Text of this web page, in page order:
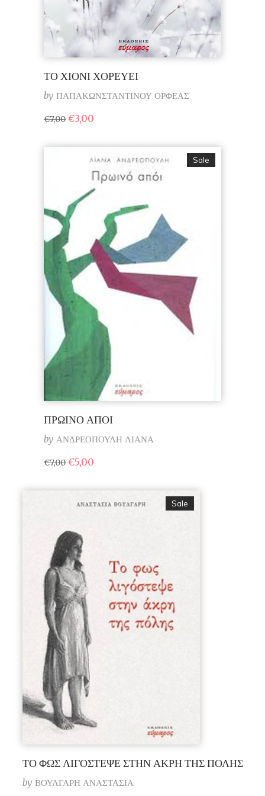
ΤΟ ΧΙΟΝΙ ΧΟΡΕΥΕΙ
by ΠΑΠΑΚΩΝΣΤΑΝΤΙΝΟΥ ΟΡΦΕΑΣ
€7,00 Original
price
€7,00.
€3,00
είναι:
€3,00.
Sale
ΠΡΩΙΝΟ ΑΠΟΙ
by ΑΝΔΡΕΟΠΟΥΛΗ ΛΙΑΝΑ
€7,00 Original
price
€7,00.
€5,00
€5,00.
Sale
ΤΟ ΦΩΣ ΛΙΓΟΣΤΕΨΕ ΣΤΗΝ ΑΚΡΗ ΤΗΣ ΠΟΛΗΣ
by ΒΟΥΛΓΑΡΗ ΑΝΑΣΤΑΣΙΑ